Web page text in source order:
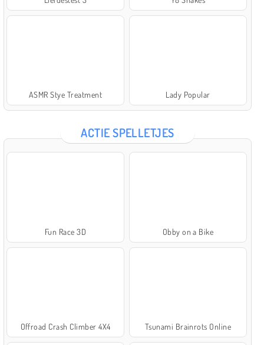
ASMR Stye Treatment Lady Popular
ACTIE SPELLETJES
Fun Race 3D Obby on a Bike
Offroad Crash Climber 4X4 Tsunami Brainrots Online